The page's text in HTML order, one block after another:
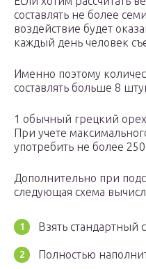
составлять не более
воздействие будет
каждый день человек
Именно поэтому
составлять больше 8
1 обычный грецкий
При учете
употребить не более
Дополнительно при
следующая схема
Взять стандартный
Полностью